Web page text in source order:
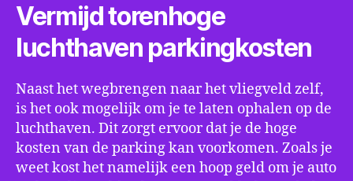
Vermijd torenhoge
luchthaven parkingkosten
Naast het wegbrengen naar het vliegveld zelf,
is het ook mogelijk om je te laten ophalen op de
luchthaven. Dit zorgt ervoor dat je de hoge
kosten van de parking kan voorkomen. Zoals je
weet kost het namelijk een hoop geld om je auto